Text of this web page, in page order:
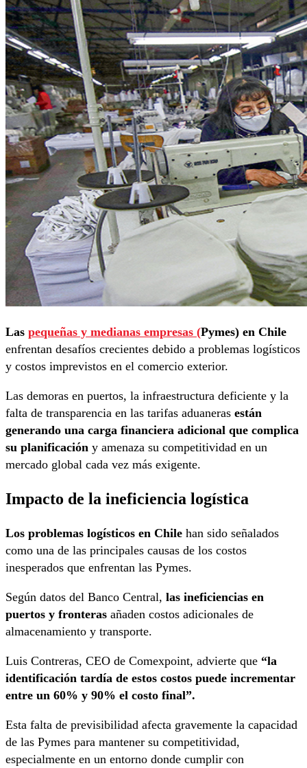
Las pequeñas y medianas empresas (Pymes) en Chile
enfrentan desafíos crecientes debido a problemas logísticos
y costos imprevistos en el comercio exterior.
Las demoras en puertos, la infraestructura deficiente y la
falta de transparencia en las tarifas aduaneras están
generando una carga financiera adicional que complica
su planificación y amenaza su competitividad en un
mercado global cada vez más exigente.
Impacto de la ineficiencia logística
Los problemas logísticos en Chile han sido señalados
como una de las principales causas de los costos
inesperados que enfrentan las Pymes.
Según datos del Banco Central, las ineficiencias en
puertos y fronteras añaden costos adicionales de
almacenamiento y transporte.
Luis Contreras, CEO de Comexpoint, advierte que “la
identificación tardía de estos costos puede incrementar
entre un 60% y 90% el costo final”.
Esta falta de previsibilidad afecta gravemente la capacidad
de las Pymes para mantener su competitividad,
especialmente en un entorno donde cumplir con